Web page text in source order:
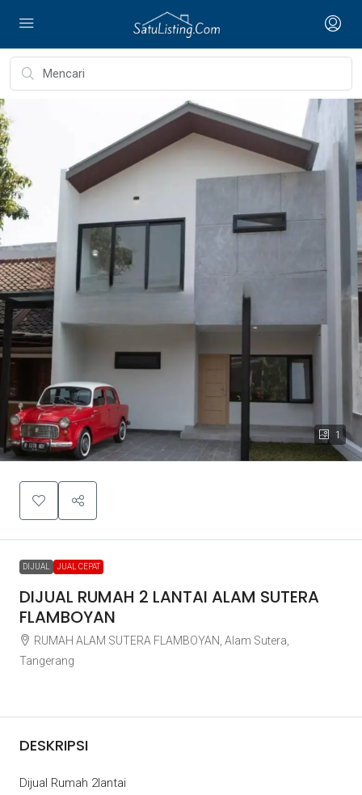
1
DIJUAL JUAL CEPAT
DIJUAL RUMAH 2 LANTAI ALAM SUTERA
FLAMBOYAN
RUMAH ALAM SUTERA FLAMBOYAN, Alam Sutera,
Tangerang
DESKRIPSI
Dijual Rumah 2lantai